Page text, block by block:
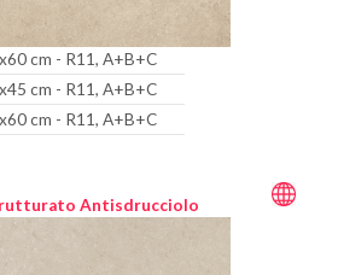
cm - R11, A+B+C
cm - R11, A+B+C
cm - R11, A+B+C
Antisdrucciolo